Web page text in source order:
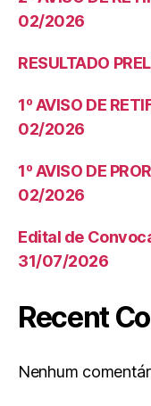
02/2026
RESULTADO
1º AVISO DE
02/2026
1º AVISO DE
02/2026
Edital de
31/07/2026
Recent
Nenhum